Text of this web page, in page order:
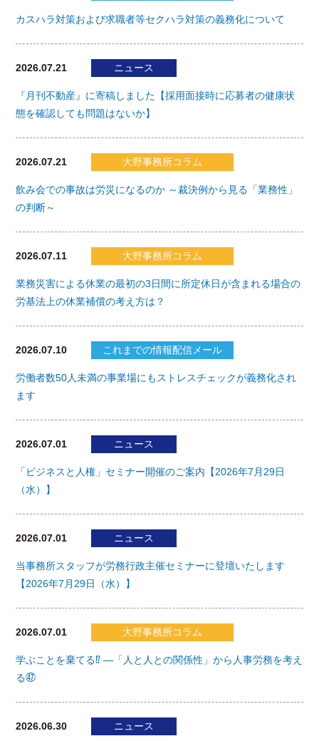
カスハラ対策および求職者等セクハラ対策の義務化について
2026.07.21 ニュース
『月刊不動産』に寄稿しました【採用面接時に応募者の健康状
態を確認しても問題はないか】
2026.07.21 大野事務所コラム
飲み会での事故は労災になるのか ～裁決例から見る「業務性」
の判断～
2026.07.11 大野事務所コラム
業務災害による休業の最初の3日間に所定休日が含まれる場合の
労基法上の休業補償の考え方は？
2026.07.10 これまでの情報配信メール
労働者数50人未満の事業場にもストレスチェックが義務化され
ます
2026.07.01 ニュース
「ビジネスと人権」セミナー開催のご案内【2026年7月29日
（水）】
2026.07.01 ニュース
当事務所スタッフが労務行政主催セミナーに登壇いたします
【2026年7月29日（水）】
2026.07.01 大野事務所コラム
学ぶことを棄てる⁉ ―「人と人との関係性」から人事労務を考え
る㊼
2026.06.30 ニュース